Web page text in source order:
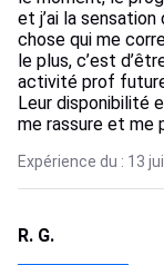
et j’ai la sensation
chose qui me
le plus, c’est
activité prof
Leur disponibilité
me rassure et me
Expérience du : 13
R. G.